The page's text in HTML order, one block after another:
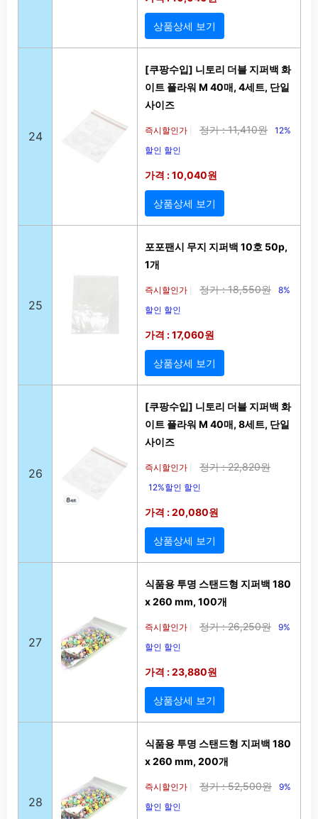
상품상세 보기
24
[쿠팡수입] 니토리 더블 지퍼백 화
이트 플라워 M 40매, 4세트, 단일
사이즈
즉시할인가 정가 : 11,410원
12%
할인 할인
가격 : 10,040원
상품상세 보기
25
포포팬시 무지 지퍼백 10호 50p,
1개
즉시할인가 정가 : 18,550원
8%
할인 할인
가격 : 17,060원
상품상세 보기
26
[쿠팡수입] 니토리 더블 지퍼백 화
이트 플라워 M 40매, 8세트, 단일
사이즈
즉시할인가 정가 : 22,820원
12%할인 할인
가격 : 20,080원
상품상세 보기
27
식품용 투명 스탠드형 지퍼백 180
x 260 mm, 100개
즉시할인가 정가 : 26,250원
9%
할인 할인
가격 : 23,880원
상품상세 보기
28
식품용 투명 스탠드형 지퍼백 180
x 260 mm, 200개
즉시할인가 정가 : 52,500원
9%
할인 할인